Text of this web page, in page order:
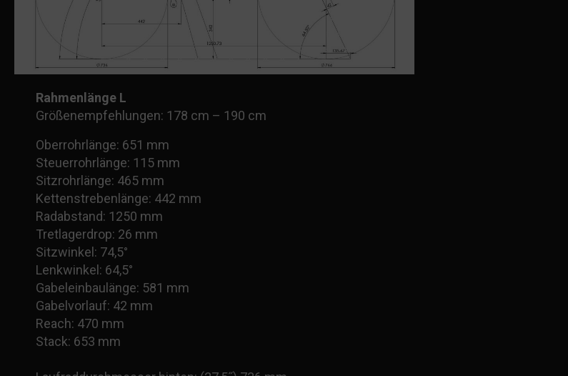
Rahmenlänge L
Größenempfehlungen: 178 cm – 190 cm
Oberrohrlänge: 651 mm
Steuerrohrlänge: 115 mm
Sitzrohrlänge: 465 mm
Kettenstrebenlänge: 442 mm
Radabstand: 1250 mm
Tretlagerdrop: 26 mm
Sitzwinkel: 74,5°
Lenkwinkel: 64,5°
Gabeleinbaulänge: 581 mm
Gabelvorlauf: 42 mm
Reach: 470 mm
Stack: 653 mm